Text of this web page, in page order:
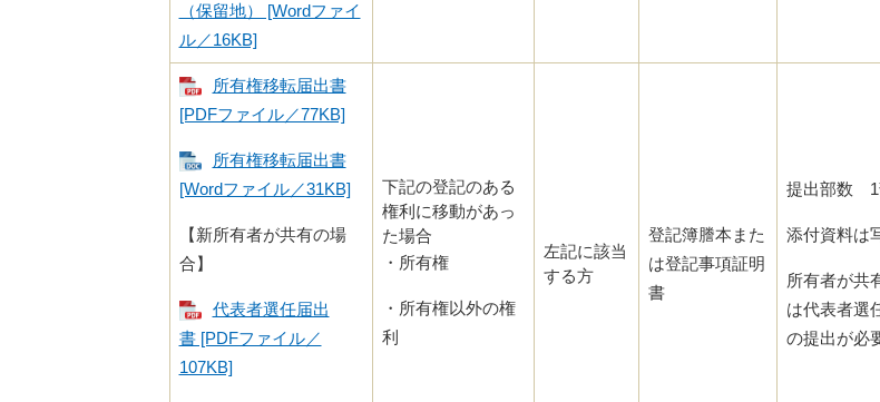
（保留地） [Wordファイ
ル／16KB]
所有権移転届出書
[PDFファイル／77KB]
所有権移転届出書
[Wordファイル／31KB]
【新所有者が共有の場
合】
代表者選任届出
書 [PDFファイル／
107KB]
下記の登記のある
権利に移動があっ
た場合
・所有権
・所有権以外の権
利
左記に該当
する方
登記簿謄本また
は登記事項証明
書
提出部数 1
添付資料は
所有者が共
は代表者選
の提出が必